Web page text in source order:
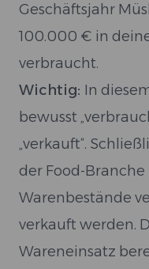
Geschäftsjahr
100.000 € in
verbraucht.
Wichtig: In
bewusst
„verkauft“.
der Food-
Warenbestände
verkauft werden.
Wareneinsatz